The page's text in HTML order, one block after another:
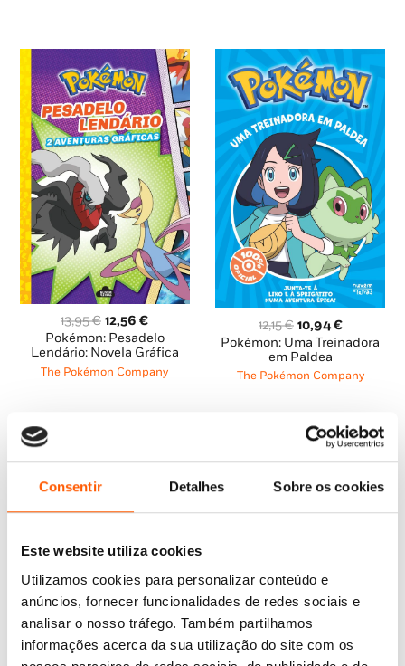
Consentir Detalhes Sobre os cookies
Este website utiliza cookies
Utilizamos cookies para personalizar conteúdo e
anúncios, fornecer funcionalidades de redes sociais e
analisar o nosso tráfego. Também partilhamos
informações acerca da sua utilização do site com os
13,95€ O
preço
original
era:
12,56€O
preço
atual
é:
Pokémon: Pesadelo
Lendário: Novela Gráfica
The Pokémon Company
12,15€ O
preço
original
era:
10,94€O
preço
é:
Pokémon: Uma Treinadora
em Paldea
The Pokémon Company